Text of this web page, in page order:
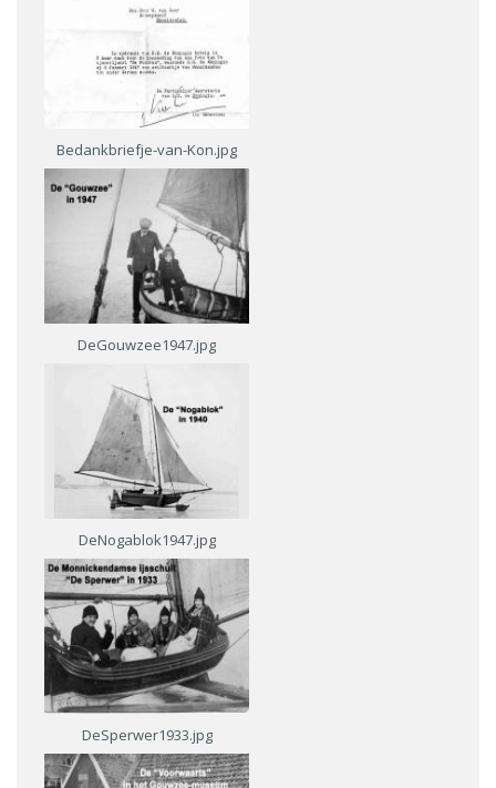
Bedankbriefje-van-Kon.jpg
DeGouwzee1947.jpg
DeNogablok1947.jpg
DeSperwer1933.jpg